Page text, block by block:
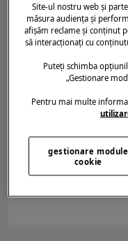
DATA ADĂUGĂRII
Renault
turneul de la
Site-ul nostru web și
măsura audiența și
afișăm reclame și conținut
să interacționați cu
Puteți schimba
„Gestionare
Pentru mai multe
gestionare module
cookie